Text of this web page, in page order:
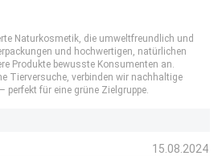
Naturkosmetik, die umweltfreundlich und
und hochwertigen, natürlichen
Produkte bewusste Konsumenten an.
Tierversuche, verbinden wir nachhaltige
perfekt für eine grüne Zielgruppe.
15.08.2024